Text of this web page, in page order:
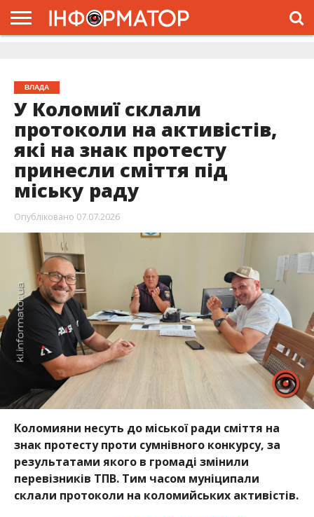
ВЛАДА
У Коломиї склали
протоколи на активістів,
які на знак протесту
принесли сміття під
міську раду
Опубліковано 07.07.2026
Коломияни несуть до міської ради сміття на
знак протесту проти сумнівного конкурсу, за
результатами якого в громаді змінили
перевізників ТПВ. Тим часом муніципали
склали протоколи на коломийських активістів.